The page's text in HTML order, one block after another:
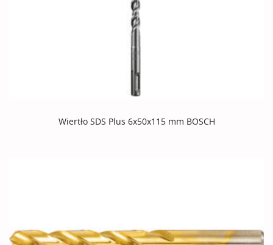
Wiertło SDS Plus 6x50x115 mm BOSCH